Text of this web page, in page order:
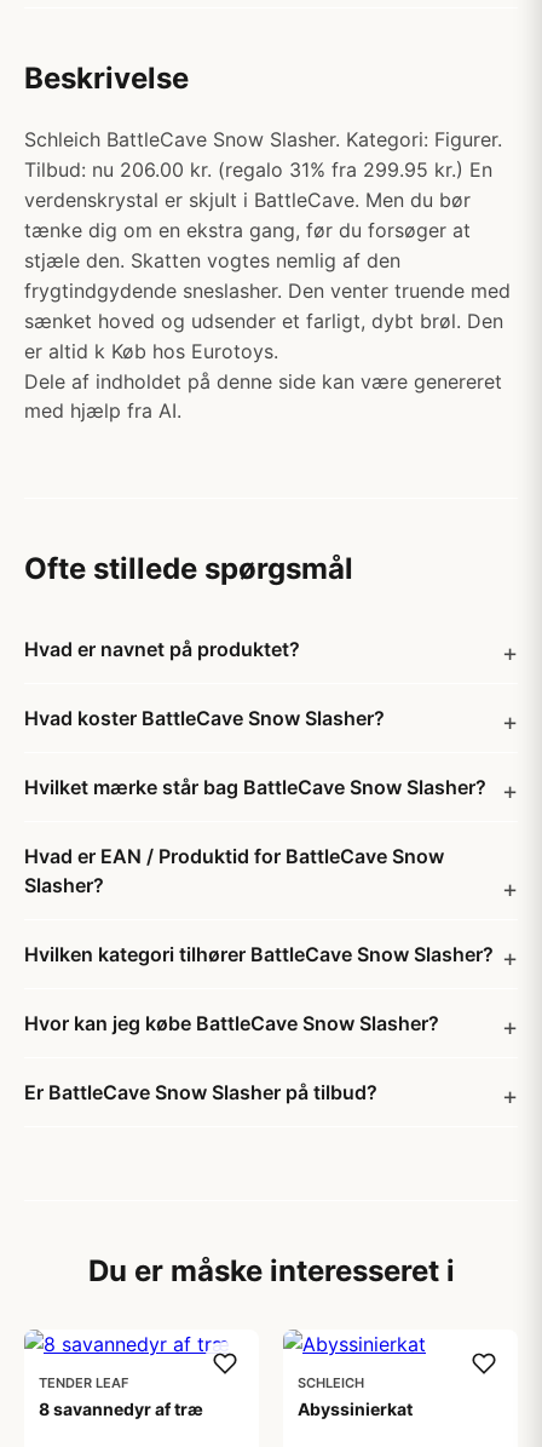
Beskrivelse
Schleich BattleCave Snow Slasher. Kategori: Figurer.
Tilbud: nu 206.00 kr. (regalo 31% fra 299.95 kr.) En
verdenskrystal er skjult i BattleCave. Men du bør
tænke dig om en ekstra gang, før du forsøger at
stjæle den. Skatten vogtes nemlig af den
frygtindgydende sneslasher. Den venter truende med
sænket hoved og udsender et farligt, dybt brøl. Den
er altid k Køb hos Eurotoys.
Dele af indholdet på denne side kan være genereret
med hjælp fra AI.
Ofte stillede spørgsmål
Hvad er navnet på produktet?
Hvad koster BattleCave Snow Slasher?
Hvilket mærke står bag BattleCave Snow Slasher?
Hvad er EAN / Produktid for BattleCave Snow
Slasher?
Hvilken kategori tilhører BattleCave Snow Slasher?
Hvor kan jeg købe BattleCave Snow Slasher?
Er BattleCave Snow Slasher på tilbud?
Du er måske interesseret i
TENDER LEAF
8 savannedyr af træ
SCHLEICH
Abyssinierkat